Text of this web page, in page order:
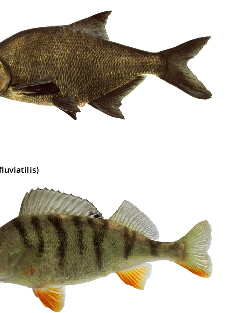
(GEO-Portal rawi) Boden
Windenergie, Wasserkraft, Sonnenenergie,